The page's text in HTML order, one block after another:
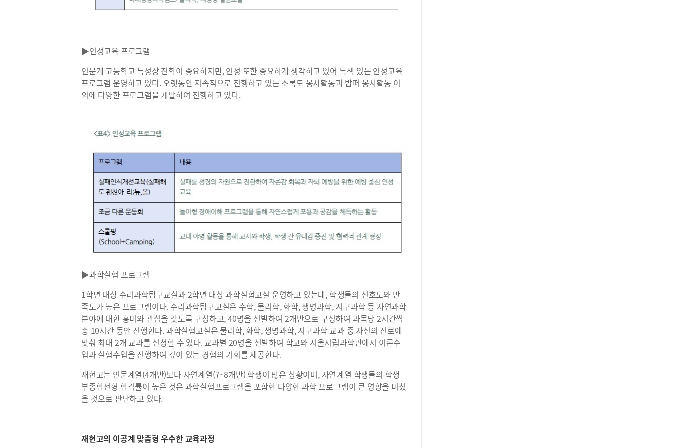
▶인성교육 프로그램
인문계 고등학교 특성상 진학이 중요하지만, 인성 또한 중요하게 생각하고 있어 특색 있는 인성교육
프로그램 운영하고 있다. 오랫동안 지속적으로 진행하고 있는 소록도 봉사활동과 밥퍼 봉사활동 이
외에 다양한 프로그램을 개발하여 진행하고 있다.
▶과학실험 프로그램
1학년 대상 수리과학탐구교실과 2학년 대상 과학실험교실 운영하고 있는데, 학생들의 선호도와 만
족도가 높은 프로그램이다. 수리과학탐구교실은 수학, 물리학, 화학, 생명과학, 지구과학 등 자연과학
분야에 대한 흥미와 관심을 갖도록 구성하고, 40명을 선발하여 2개반으로 구성하여 과목당 2시간씩
총 10시간 동안 진행한다. 과학실험교실은 물리학, 화학, 생명과학, 지구과학 교과 중 자신의 진로에
맞춰 최대 2개 교과를 신청할 수 있다. 교과별 20명을 선발하여 학교와 서울시립과학관에서 이론수
업과 실험수업을 진행하여 깊이 있는 경험의 기회를 제공한다.
재현고는 인문계열(4개반)보다 자연계열(7~8개반) 학생이 많은 상황이며, 자연계열 학생들의 학생
부종합전형 합격률이 높은 것은 과학실험프로그램을 포함한 다양한 과학 프로그램이 큰 영향을 미쳤
을 것으로 판단하고 있다.
재현고의 이공계 맞춤형 우수한 교육과정